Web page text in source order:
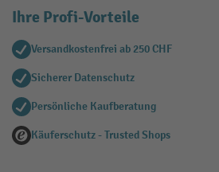
Ihre Profi-Vorteile
Versandkostenfrei ab 250 CHF
Sicherer Datenschutz
Persönliche Kaufberatung
Käuferschutz - Trusted Shops